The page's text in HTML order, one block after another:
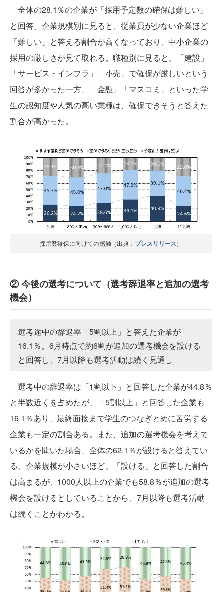
全体の28.1％の企業が「採用予定数の確保は難しい」
と回答。企業規模別に見ると、従業員が少ない企業ほど
「難しい」と答える割合が高くなっており、中小企業の
採用の厳しさが見て取れる。職種別に見ると、「建設」
「サービス・インフラ」「小売」で確保が厳しいという
回答が多かった一方、「金融」「マスコミ」といった学
生の認知度や人気の高い業種は、確保できそうと答えた
割合が高かった。
採用数確保に向けての感触（出典： プレスリリース）
② 今後の選考について（選考辞退率と追加の選考
機会）
選考途中の辞退率「5割以上」と答えた企業が
16.1％。6月時点で約6割が追加の選考機会を設ける
と回答し、7月以降も選考活動は続く見通し
選考中の辞退率は「1割以下」と回答した企業が44.8％
と半数近くを占めたが、「5割以上」と回答した企業も
16.1％あり、最終面接まで学生のつなぎとめに苦労する
企業も一定の割合ある。また、追加の選考機会を考えて
いるかを聞いた場合、全体の62.1％が設けると答えてい
る。企業規模が小さいほど、「設ける」と回答した割合
は高まるが、1000人以上の企業でも58.8％が追加の選考
機会を設けるとしていることから、7月以降も選考活動
は続くことがわかる。